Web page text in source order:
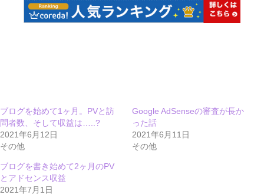
ブログを始めて1ヶ月。PVと訪
問者数、そして収益は…..?
2021年6月12日
その他
Google AdSenseの審査が長か
った話
2021年6月11日
その他
ブログを書き始めて2ヶ月のPV
とアドセンス収益
2021年7月1日